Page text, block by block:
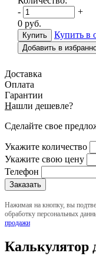
-
+
0 руб.
Купить в
Добавить в
Доставка
Оплата
Гарантии
Нашли дешевле?
Сделайте свое
Укажите количество
Укажите свою цену
Телефон
Нажимая на кнопку, вы
обработку персональных
продажи
Калькулятор